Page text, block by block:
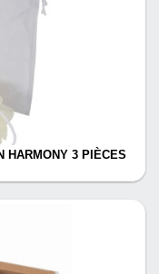
HARMONY 3 PIÈCES